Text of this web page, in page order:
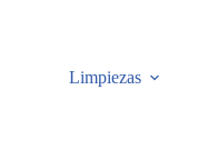
Limpiezas